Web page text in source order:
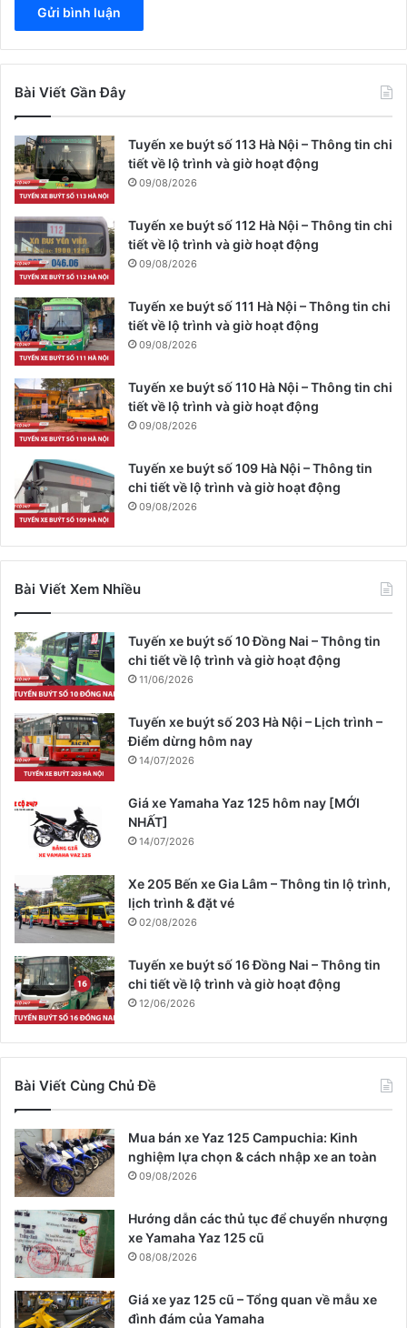
Bài Viết Gần Đây
Tuyến xe buýt số 113 Hà Nội – Thông tin chi
tiết về lộ trình và giờ hoạt động
09/08/2026
Tuyến xe buýt số 112 Hà Nội – Thông tin chi
tiết về lộ trình và giờ hoạt động
09/08/2026
Tuyến xe buýt số 111 Hà Nội – Thông tin chi
tiết về lộ trình và giờ hoạt động
09/08/2026
Tuyến xe buýt số 110 Hà Nội – Thông tin chi
tiết về lộ trình và giờ hoạt động
09/08/2026
Tuyến xe buýt số 109 Hà Nội – Thông tin
chi tiết về lộ trình và giờ hoạt động
09/08/2026
Bài Viết Xem Nhiều
Tuyến xe buýt số 10 Đồng Nai – Thông tin
chi tiết về lộ trình và giờ hoạt động
11/06/2026
Tuyến xe buýt số 203 Hà Nội – Lịch trình –
Điểm dừng hôm nay
14/07/2026
Giá xe Yamaha Yaz 125 hôm nay [MỚI
NHẤT]
14/07/2026
Xe 205 Bến xe Gia Lâm – Thông tin lộ trình,
lịch trình & đặt vé
02/08/2026
Tuyến xe buýt số 16 Đồng Nai – Thông tin
chi tiết về lộ trình và giờ hoạt động
12/06/2026
Bài Viết Cùng Chủ Đề
Mua bán xe Yaz 125 Campuchia: Kinh
nghiệm lựa chọn & cách nhập xe an toàn
09/08/2026
Hướng dẫn các thủ tục để chuyển nhượng
xe Yamaha Yaz 125 cũ
08/08/2026
Giá xe yaz 125 cũ – Tổng quan về mẫu xe
đình đám của Yamaha